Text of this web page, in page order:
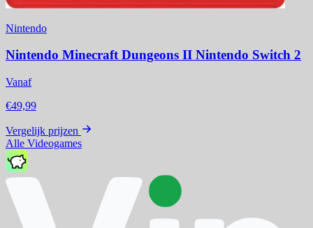
Nintendo
Nintendo Minecraft Dungeons II Nintendo Switch 2
Vanaf
€49,99
Vergelijk prijzen
Alle Videogames